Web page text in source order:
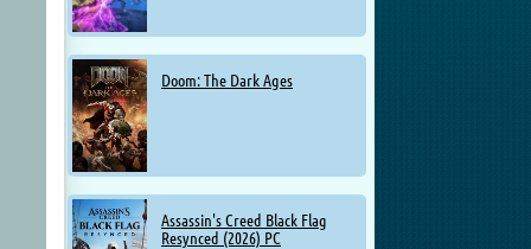
Doom: The Dark Ages
Assassin's Creed Black Flag
Resynced (2026) PC